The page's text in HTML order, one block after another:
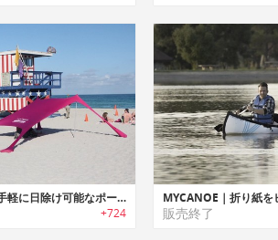
Sombra｜手軽に日除け可能なポータブルサンシェード「ソンブラ」
+724 販売終了